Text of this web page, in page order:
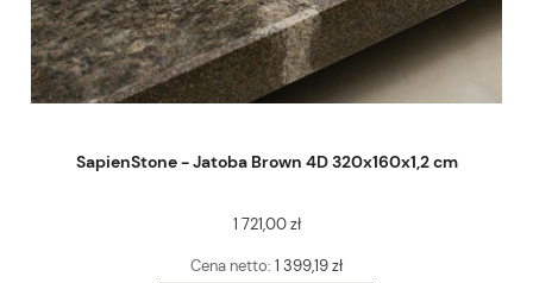
SapienStone - Jatoba Brown 4D 320x160x1,2 cm
1 721,00 zł
Cena netto: 1 399,19 zł